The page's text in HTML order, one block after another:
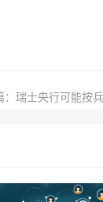
：瑞士央行可能按